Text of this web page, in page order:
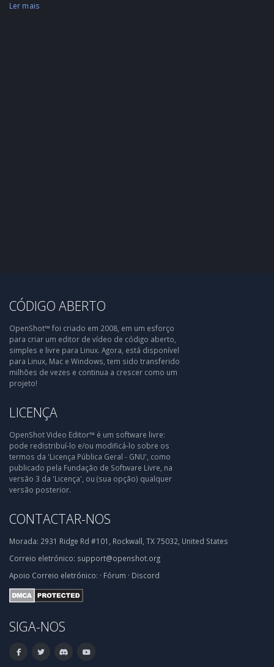
Ler mais
CÓDIGO ABERTO
OpenShot™ foi criado em 2008, em um esforço
para criar um editor de vídeo de código aberto,
simples e livre para Linux. Agora, está disponível
para Linux, Mac e Windows, tem sido transferido
milhões de vezes e continua a crescer como um
projeto!
LICENÇA
OpenShot Video Editor™ é um software livre:
pode redistribuí-lo e/ou modificá-lo sobre os
termos da 'Licença Pública Geral - GNU', como
publicado pela Fundação de Software Livre, na
versão 3 da 'Licença', ou (sua opção) qualquer
versão posterior.
CONTACTAR-NOS
Morada: 2931 Ridge Rd #101, Rockwall, TX 75032, United States
Correio eletrónico: support@openshot.org
Apoio Correio eletrónico: · Fórum · Discord
SIGA-NOS